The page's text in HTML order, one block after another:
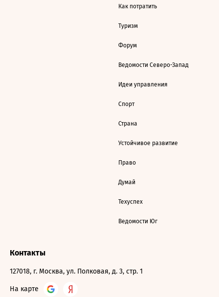
Как потратить
Туризм
Форум
Ведомости Северо-Запад
Идеи управления
Спорт
Страна
Устойчивое развитие
Право
Думай
Техуспех
Ведомости Юг
Контакты
127018, г. Москва, ул. Полковая, д. 3, стр. 1
На карте